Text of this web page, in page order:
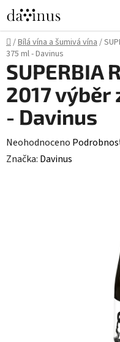
Přejít
na
obsah
Domů
/Bílá vína a šumivá vína/
375 ml - Davinus
SUPERBIA
2017 výběr
- Davinus
Průměrné
hodnocení
Neohodnoceno
Značka: Davinus